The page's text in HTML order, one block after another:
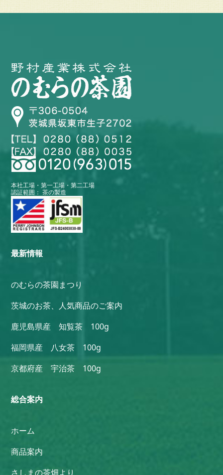
本社工場・第一工場・第二工場
認証範囲： 茶の製造
最新情報
のむらの茶園まつり
茨城のお茶、人気商品のご案内
鹿児島県産 知覧茶 100g
福岡県産 八女茶 100g
京都府産 宇治茶 100g
総合案内
ホーム
商品案内
さしまの茶畑より